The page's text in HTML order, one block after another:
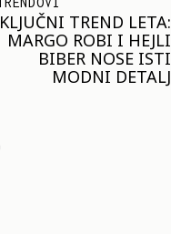
JOŠ JE RANO ZA JAKNE
– ALI U RESERVED JE
STIGAO MODEL KOJI
ĆE BITI VELIKI TREND